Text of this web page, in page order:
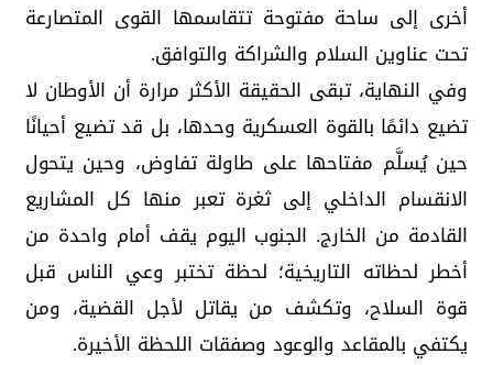
أخرى إلى ساحة مفتوحة تتقاسمها القوى المتصارعة
تحت عناوين السلام والشراكة والتوافق.
وفي النهاية، تبقى الحقيقة الأكثر مرارة أن الأوطان لا
تضيع دائمًا بالقوة العسكرية وحدها، بل قد تضيع أحيانًا
حين يُسلَّم مفتاحها على طاولة تفاوض، وحين يتحول
الانقسام الداخلي إلى ثغرة تعبر منها كل المشاريع
القادمة من الخارج. الجنوب اليوم يقف أمام واحدة من
أخطر لحظاته التاريخية؛ لحظة تختبر وعي الناس قبل
قوة السلاح، وتكشف من يقاتل لأجل القضية، ومن
يكتفي بالمقاعد والوعود وصفقات اللحظة الأخيرة.